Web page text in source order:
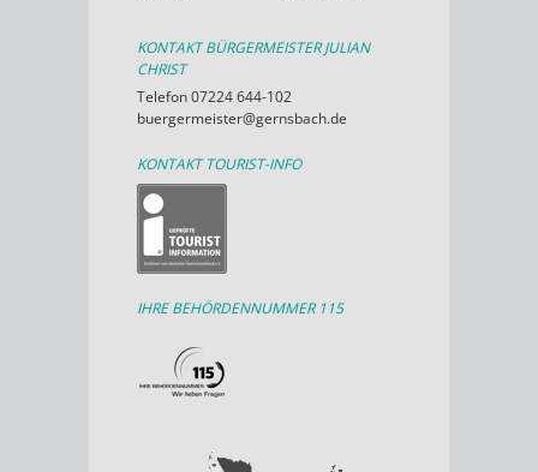
KONTAKT BÜRGERMEISTER JULIAN
CHRIST
Telefon 07224 644-102
buergermeister@gernsbach.de
KONTAKT TOURIST-INFO
IHRE BEHÖRDENNUMMER 115